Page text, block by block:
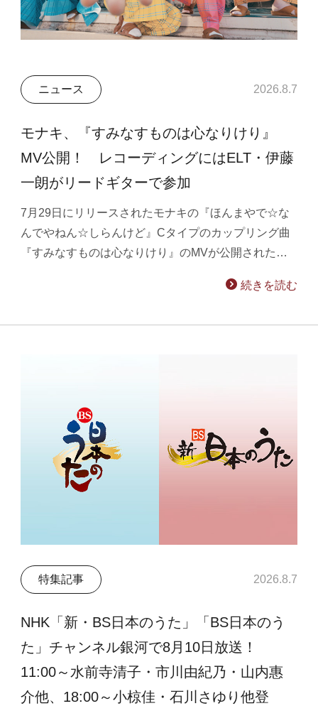
ニュース 2026.8.7
モナキ、『すみなすものは心なりけり』
MV公開！ レコーディングにはELT・伊藤
一朗がリードギターで参加
7月29日にリリースされたモナキの『ほんまやで☆な
んでやねん☆しらんけど』Cタイプのカップリング曲
『すみなすものは心なりけり』のMVが公開された…
続きを読む
特集記事 2026.8.7
NHK「新・BS日本のうた」「BS日本のう
た」チャンネル銀河で8月10日放送！
11:00～水前寺清子・市川由紀乃・山内惠
介他、18:00～小椋佳・石川さゆり他登